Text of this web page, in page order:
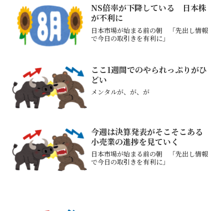
キャノン、バンダイナムコ、任天堂、サ
ンリオ、しまむ...
NS倍率が下降している 日本株
が不利に
日本市場が始まる前の朝 「先出し情報
で今日の取引きを有利に」
ここ1週間でのやられっぷりがひ
どい
メンタルが、が、が
今週は決算発表がそこそこある
小売業の進捗を見ていく
日本市場が始まる前の朝 「先出し情報
で今日の取引きを有利に」